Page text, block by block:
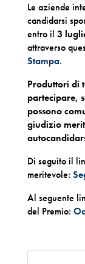
Le aziende
candidarsi
entro il 3
attraverso
Stampa.
Produttori di
partecipare,
possono
giudizio
Di seguito il
meritevole:
Al seguente
del Premio: